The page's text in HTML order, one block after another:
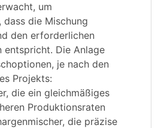
um
dass die Mischung
den erforderlichen
entspricht. Die Anlage
je nach den
Projekts:
die ein gleichmäßiges
Produktionsraten
die präzise